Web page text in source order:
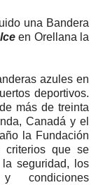
una Bandera
en Orellana la
azules en
deportivos.
más de treinta
Canadá y el
la Fundación
criterios que se
seguridad, los
condiciones